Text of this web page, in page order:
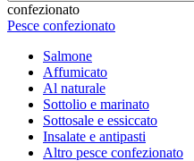
confezionato
Pesce confezionato
Salmone
Affumicato
Al naturale
Sottolio e marinato
Sottosale e essiccato
Insalate e antipasti
Altro pesce confezionato